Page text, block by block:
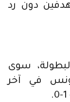
دون رد
سوى
في آخر